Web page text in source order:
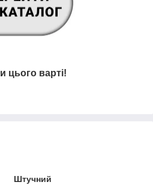
и цього варті!
Штучний